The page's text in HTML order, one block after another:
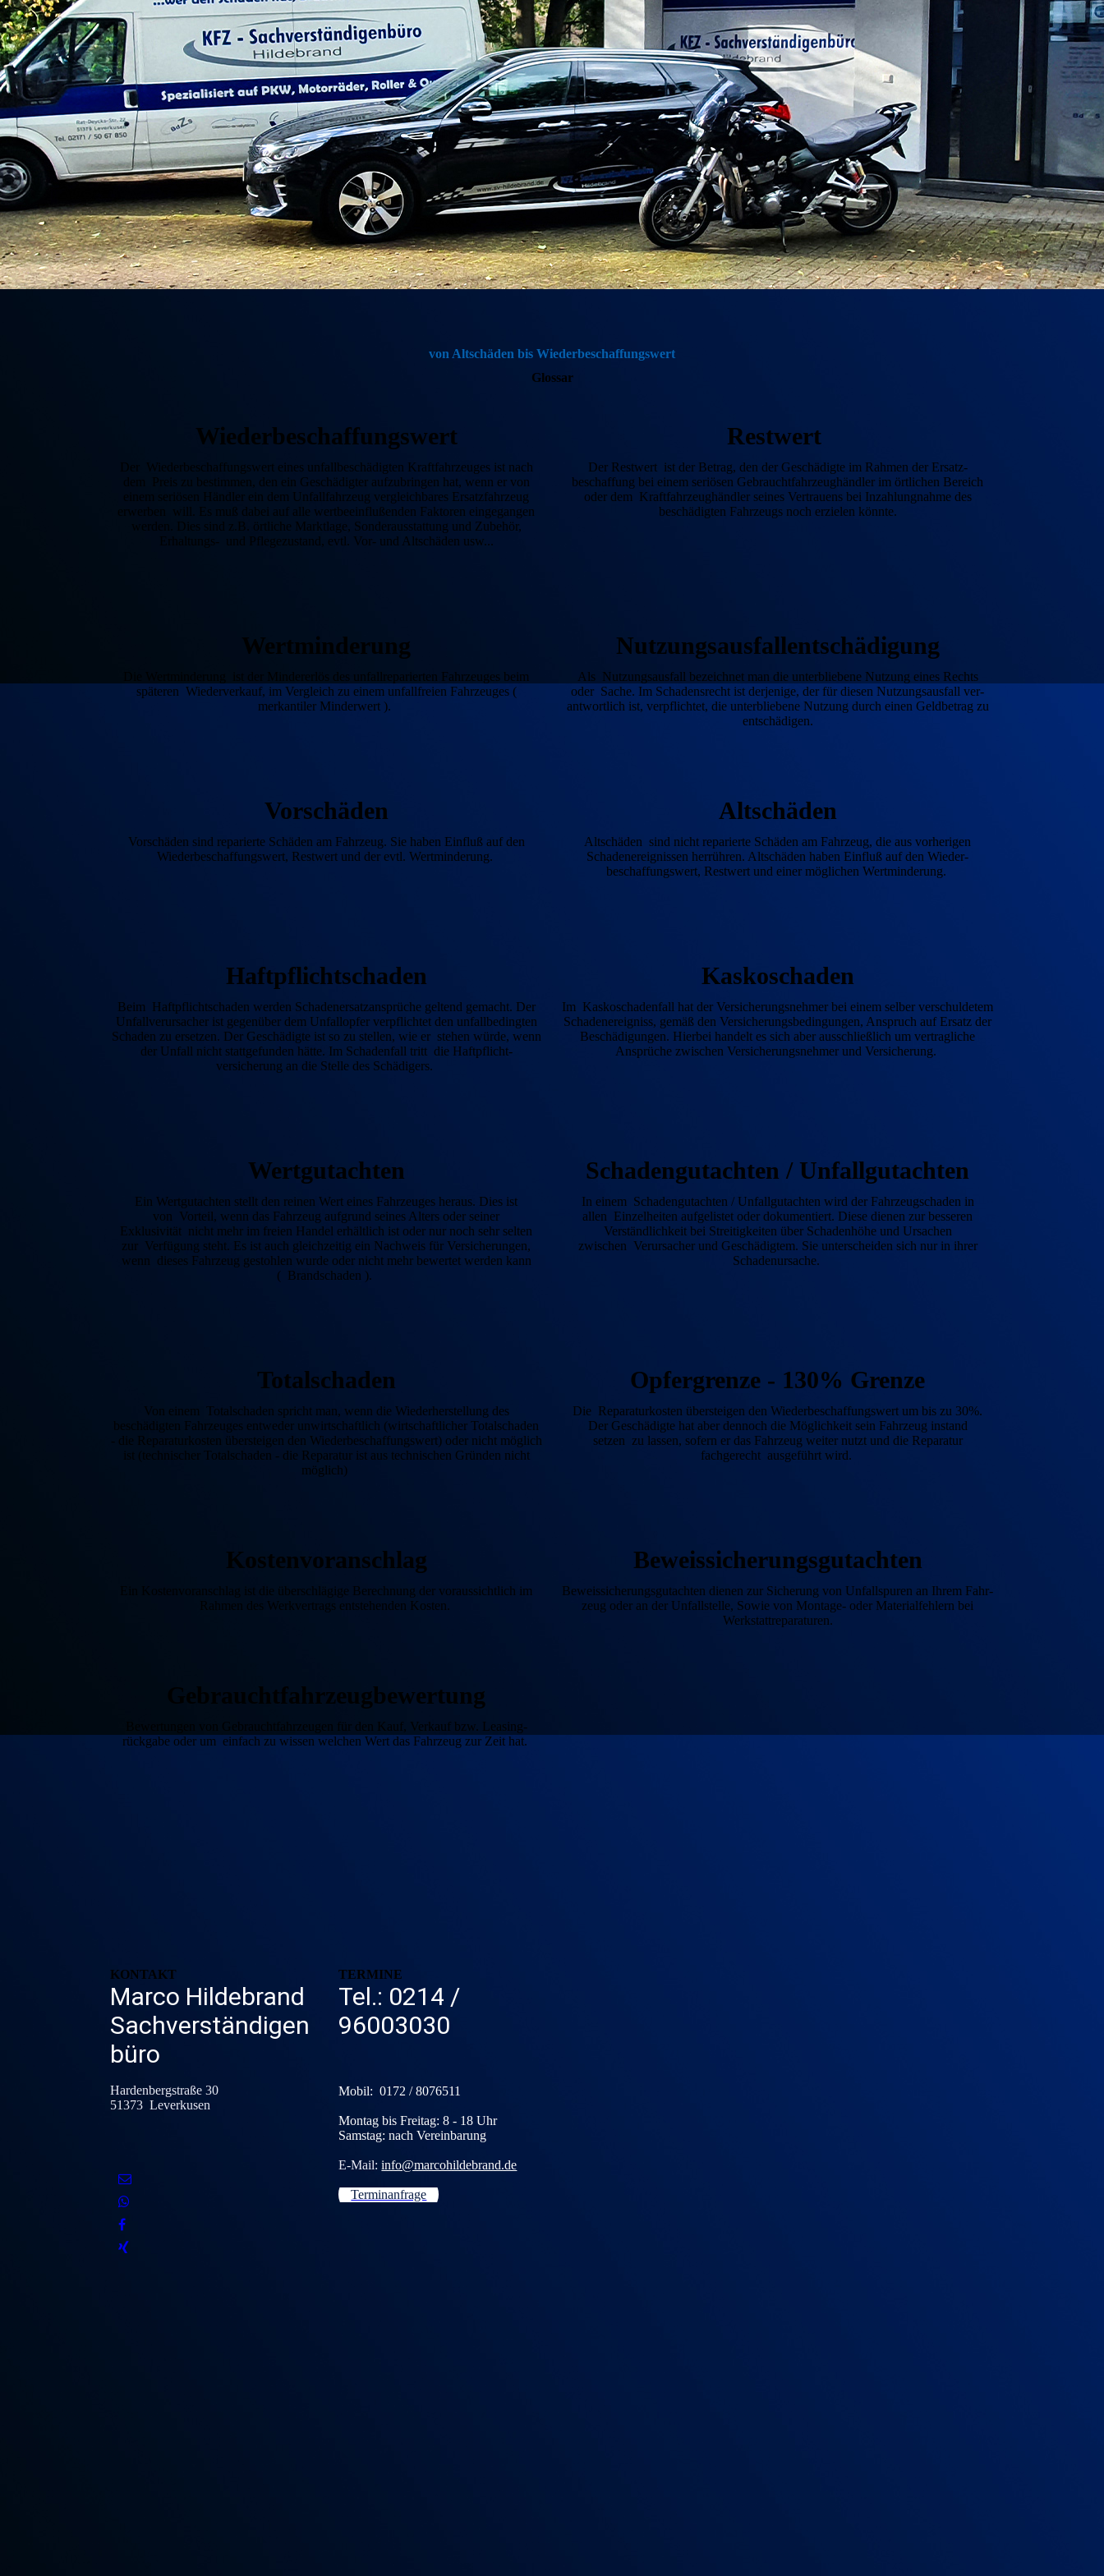
von Altschäden bis Wiederbeschaffungswert
Glossar
Wieder­beschaffungswert
Der Wiederbeschaffungswert eines unfallbeschädigten Kraftfahr­zeuges ist nach
dem Preis zu bestimmen, den ein Geschä­digter aufzubringen hat, wenn er von
einem seriösen Händler ein dem Unfall­fahr­zeug vergleich­bares Ersatz­fahrzeug
erwerben will. Es muß dabei auf alle wert­beein­flußenden Faktoren ein­ge­gangen
werden. Dies sind z.B. örtliche Markt­lage, Sonderausstattung und Zubehör,
Erhaltungs- und Pflegezustand, evtl. Vor- und Altschäden usw...
Rest­wert
Der Restwert ist der Betrag, den der Geschädigte im Rahmen der Ersatz­
beschaffung bei einem seriösen Gebraucht­fahrzeug­händler im örtlichen Bereich
oder dem Kraftfahr­zeughändler seines Vertrauens bei Inzahlung­nahme des
beschädigten Fahrzeugs noch erzielen könnte.
Wert­minderung
Die Wertminderung ist der Mindererlös des unfallreparierten Fahr­zeuges beim
späteren Wiederverkauf, im Vergleich zu einem unfall­freien Fahr­zeuges (
merkantiler Minderwert ).
Nutzungs­ausfall­ent­schädigung
Als Nutzungsausfall bezeichnet man die unterbliebene Nutzung eines Rechts
oder Sache. Im Schadens­recht ist derjenige, der für diesen Nutzungs­ausfall ver­
antwortlich ist, ver­pflichtet, die unter­bliebene Nutzung durch einen Geld­betrag zu
entschädigen.
Vor­schäden
Vorschäden sind reparierte Schäden am Fahrzeug. Sie haben Einfluß auf den
Wieder­beschaffungs­wert, Restwert und der evtl. Wertminderung.
Alt­schäden
Altschäden sind nicht reparierte Schäden am Fahrzeug, die aus vorherigen
Schaden­ereignissen her­rühren. Alt­schäden haben Einfluß auf den Wieder­
beschaffungs­wert, Restwert und einer möglichen Wert­minderung.
Haft­pflicht­schaden
Beim Haftpflichtschaden werden Schadenersatzansprüche geltend gemacht. Der
Unfall­verursacher ist gegen­über dem Unfall­opfer verpflichtet den unfallbedingten
Schaden zu ersetzen. Der Geschädigte ist so zu stellen, wie er stehen würde, wenn
der Unfall nicht statt­gefunden hätte. Im Schaden­fall tritt die Haft­pflicht­
versicherung an die Stelle des Schädigers.
Kasko­schaden
Im Kaskoschadenfall hat der Versicherungs­nehmer bei einem selber verschuldetem
Schaden­ereigniss, gemäß den Versicherungs­bedingungen, Anspruch auf Er­satz der
Beschädigungen. Hier­bei handelt es sich aber aus­schließlich um vertragliche
Ansprüche zwischen Versicherungs­nehmer und Versicherung.
Wert­gutachten
Ein Wertgutachten stellt den reinen Wert eines Fahrzeuges heraus. Dies ist
von Vorteil, wenn das Fahr­zeug aufgrund seines Alters oder seiner
Exklusivität nicht mehr im freien Handel erhältlich ist oder nur noch sehr selten
zur Ver­fügung steht. Es ist auch gleich­zeitig ein Nachweis für Versicherungen,
wenn dieses Fahr­zeug gestohlen wurde oder nicht mehr bewertet werden kann
( Brandschaden ).
Schaden­gutachten / Unfall­gutachten
In einem Schadengutachten / Unfallgutachten wird der Fahrzeugschaden in
allen Einzel­heiten auf­gelistet oder doku­mentiert. Diese dienen zur besseren
Verständ­lichkeit bei Streitigkeiten über Schaden­höhe und Ursachen
zwischen Verursacher und Geschädigtem. Sie unterscheiden sich nur in ihrer
Schadenursache.
Total­schaden
Von einem Totalschaden spricht man, wenn die Wiederherstellung des
beschädigten Fahr­zeuges entweder unwirt­schaftlich (wirtschaftlicher Total­schaden
- die Reparaturkosten übersteigen den Wieder­­beschaffungs­wert) oder nicht möglich
ist (technischer Total­schaden - die Reparatur ist aus technischen Gründen nicht
möglich)
Opfer­grenze - 130% Grenze
Die Reparaturkosten übersteigen den Wieder­beschaffungs­wert um bis zu 30%.
Der Geschädigte hat aber dennoch die Möglich­keit sein Fahrzeug instand
setzen zu lassen, sofern er das Fahr­zeug weiter nutzt und die Reparatur
fachgerecht ausgeführt wird.
Kosten­voranschlag
Ein Kostenvoranschlag ist die über­schlägige Berechnung der voraussichtlich im
Rahmen des Werk­vertrags entstehenden Kosten.
Beweis­sicherungs­gutachten
Beweissicherungsgutachten dienen zur Sicherung von Unfall­spuren an Ihrem Fahr­
zeug oder an der Unfall­stelle, Sowie von Montage- oder Materialfehlern bei
Werkstatt­reparaturen.
Gebraucht­fahrzeug­bewertung
Bewertungen von Gebraucht­fahrzeugen für den Kauf, Verkauf bzw. Leasing­
rückgabe oder um einfach zu wissen welchen Wert das Fahrzeug zur Zeit hat.
KONTAKT
Marco Hildebrand
Sachverständigen
büro
Hardenbergstraße 30
51373 Leverkusen
TERMINE
Tel.: 0214 /
96003030
Mobil: 0172 / 8076511
Montag bis Freitag: 8 - 18 Uhr
Samstag: nach Vereinbarung
E-Mail:info@marcohildebrand.de
Terminanfrage